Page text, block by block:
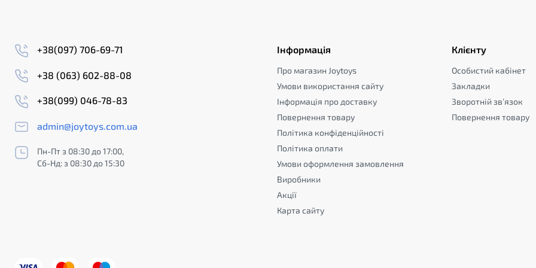
+38(097) 706-69-71
+38 (063) 602-88-08
+38(099) 046-78-83
admin@joytoys.com.ua
Пн-Пт з 08:30 до 17:00,
Сб-Нд: з 08:30 до 15:30
Інформація
Про магазин Joytoys
Умови використання сайту
Інформація про доставку
Повернення товару
Політика конфіденційності
Політика оплати
Умови оформлення замовлення
Виробники
Акції
Карта сайту
Клієнту
Особистий кабінет
Закладки
Зворотній зв’язок
Повернення товару